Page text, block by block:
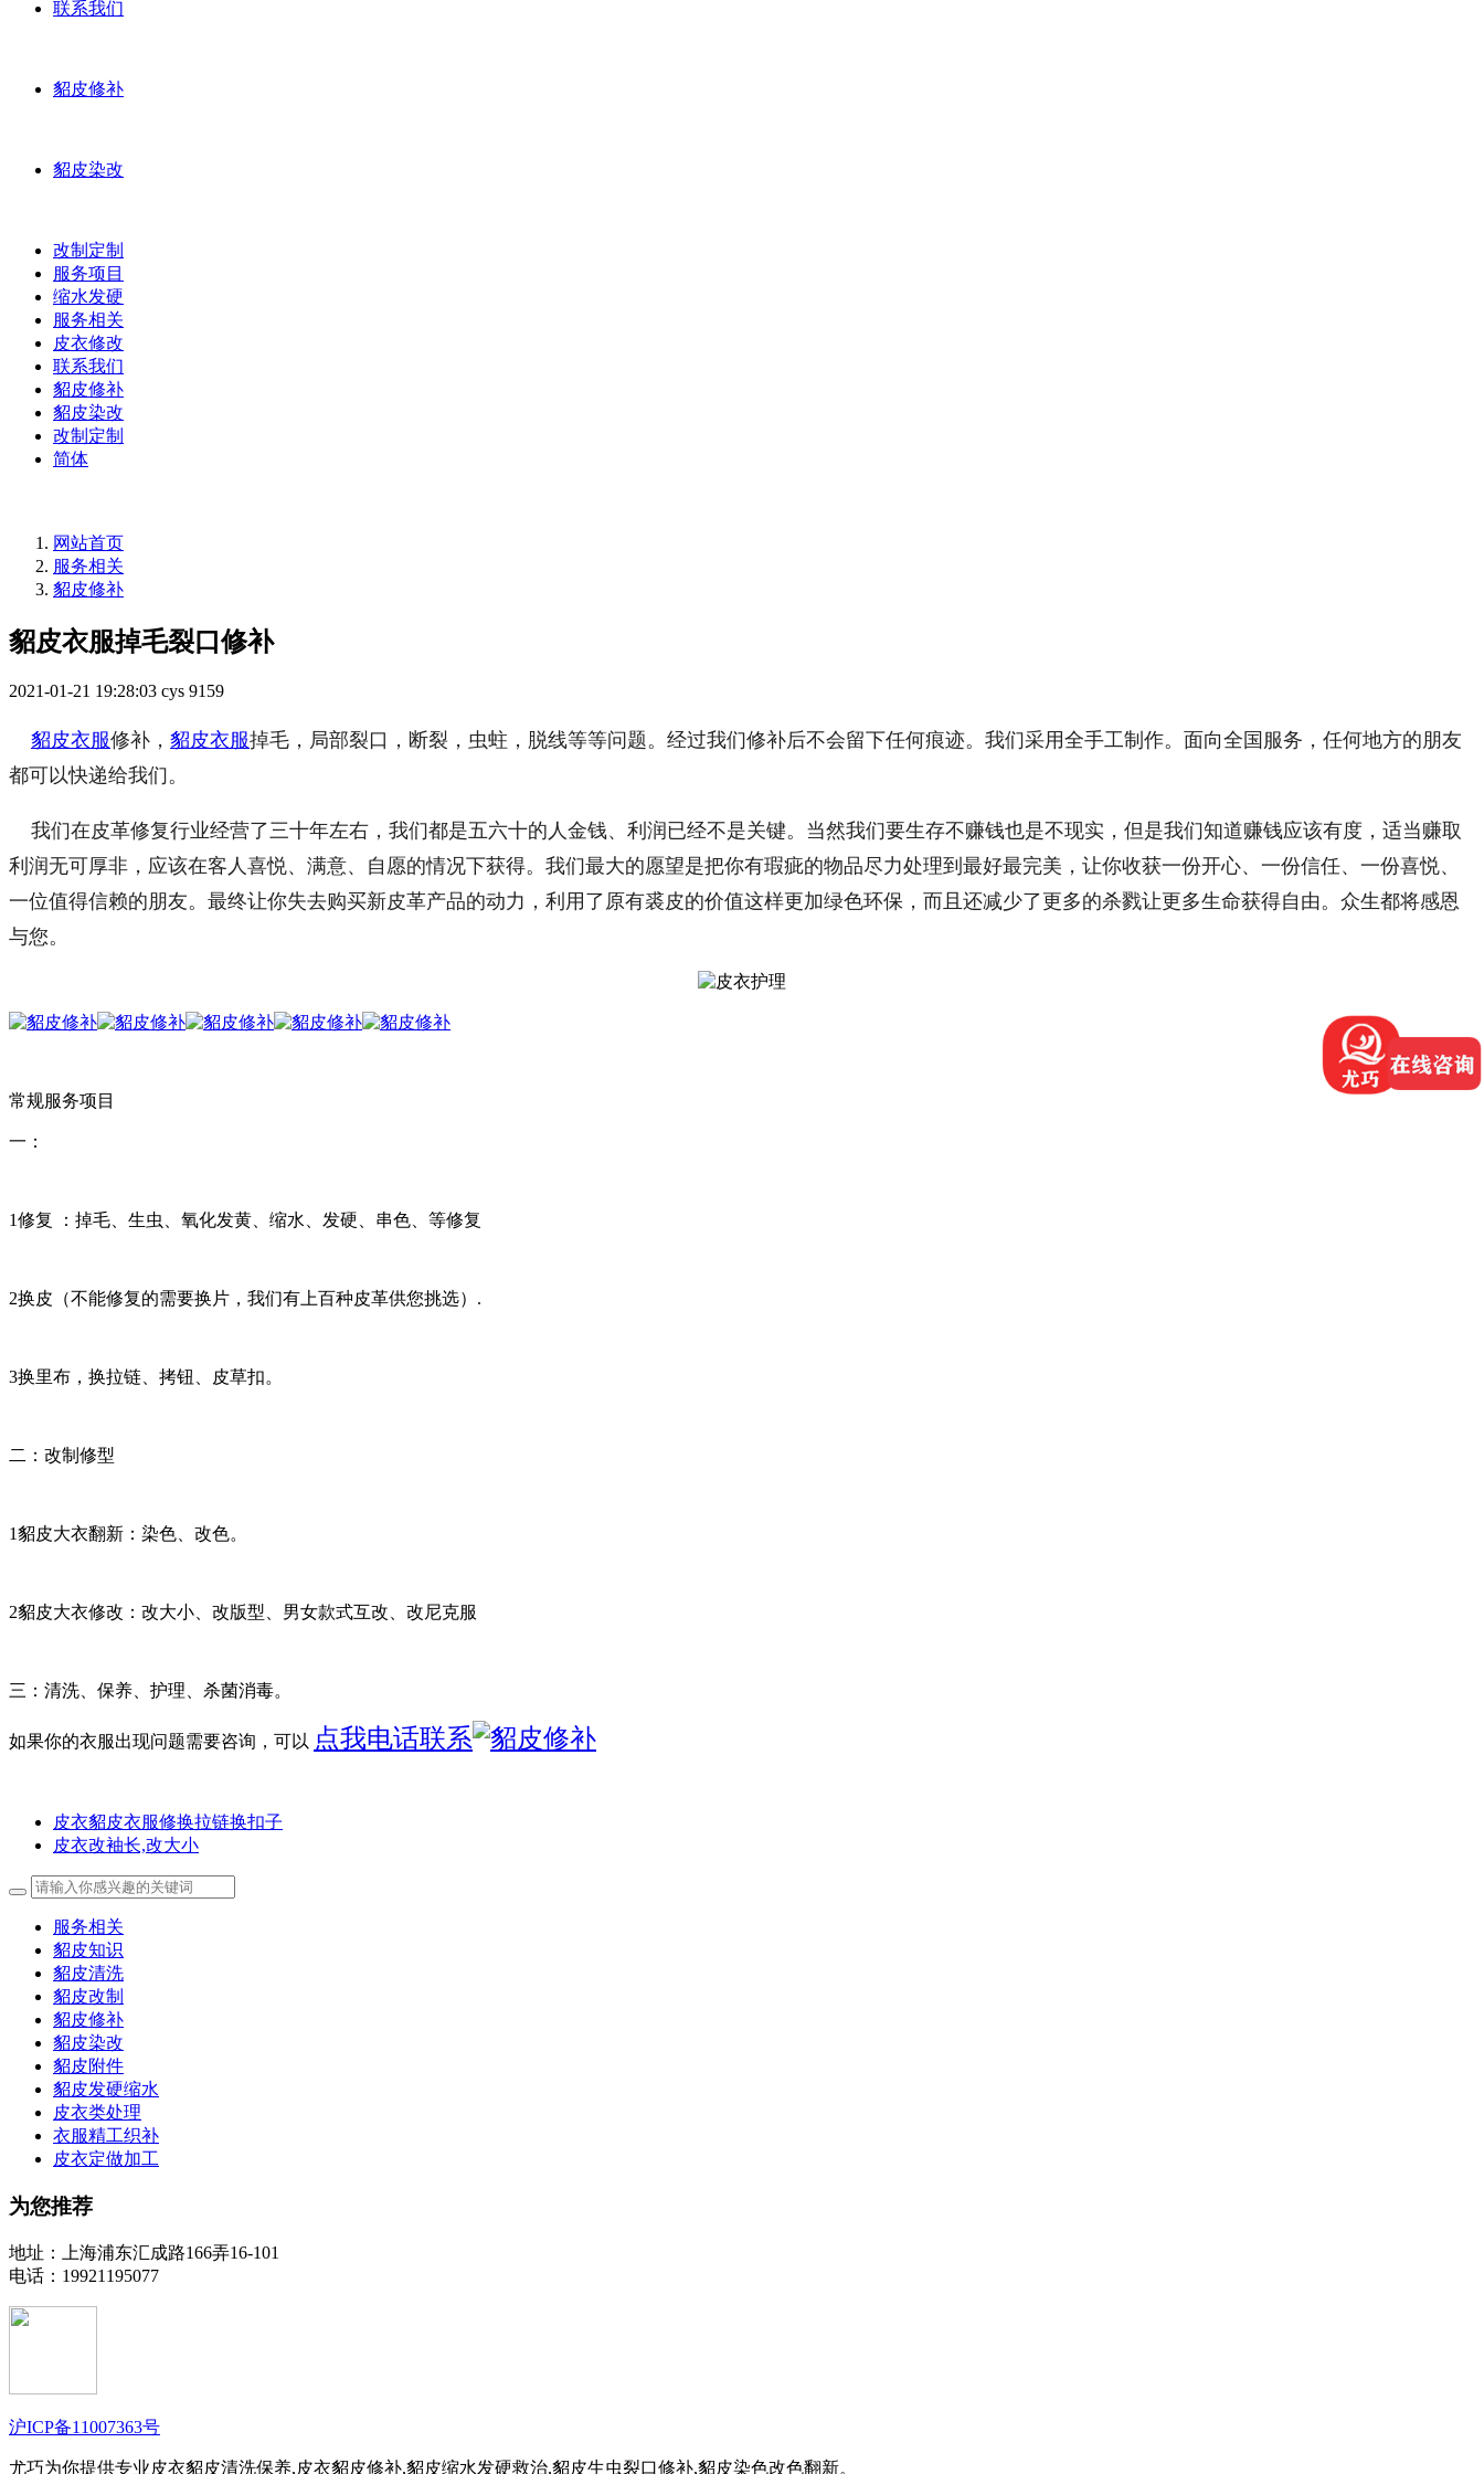
联系我们
貂皮修补
貂皮染改
改制定制
服务项目
缩水发硬
服务相关
皮衣修改
联系我们
貂皮修补
貂皮染改
改制定制
简体
网站首页
服务相关
貂皮修补
貂皮衣服掉毛裂口修补
2021-01-21 19:28:03 cys 9159
貂皮衣服修补， 貂皮衣服掉毛，局部裂口，断裂，虫蛀，脱线等等问题。经过我们修补后不会留下任何痕迹。我们采用全手工制作。面向全国服务，任何地方的朋友
都可以快递给我们。
我们在皮革修复行业经营了三十年左右，我们都是五六十的人金钱、利润已经不是关键。当然我们要生存不赚钱也是不现实，但是我们知道赚钱应该有度，适当赚取
利润无可厚非，应该在客人喜悦、满意、自愿的情况下获得。我们最大的愿望是把你有瑕疵的物品尽力处理到最好最完美，让你收获一份开心、一份信任、一份喜悦、
一位值得信赖的朋友。最终让你失去购买新皮革产品的动力，利用了原有裘皮的价值这样更加绿色环保，而且还减少了更多的杀戮让更多生命获得自由。众生都将感恩
与您。
常规服务项目
一：
1修复 ：掉毛、生虫、氧化发黄、缩水、发硬、串色、等修复
2换皮（不能修复的需要换片，我们有上百种皮革供您挑选）.
3换里布，换拉链、拷钮、皮草扣。
二：改制修型
1貂皮大衣翻新：染色、改色。
2貂皮大衣修改：改大小、改版型、男女款式互改、改尼克服
三：清洗、保养、护理、杀菌消毒。
如果你的衣服出现问题需要咨询，可以 点我电话联系
皮衣貂皮衣服修换拉链换扣子
皮衣改袖长,改大小
服务相关
貂皮知识
貂皮清洗
貂皮改制
貂皮修补
貂皮染改
貂皮附件
貂皮发硬缩水
皮衣类处理
衣服精工织补
皮衣定做加工
为您推荐
地址：上海浦东汇成路166弄16-101
电话：19921195077
沪ICP备11007363号
尤巧为你提供专业皮衣貂皮清洗保养,皮衣貂皮修补,貂皮缩水发硬救治,貂皮生虫裂口修补,貂皮染色改色翻新。